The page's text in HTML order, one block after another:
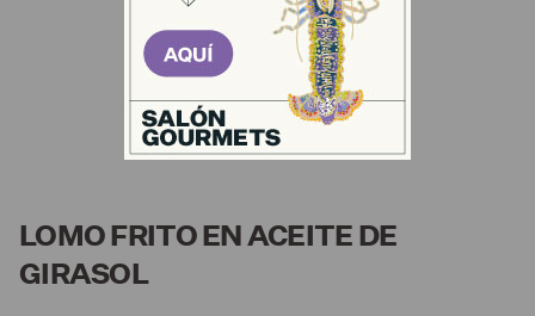
LOMO FRITO EN ACEITE DE
GIRASOL